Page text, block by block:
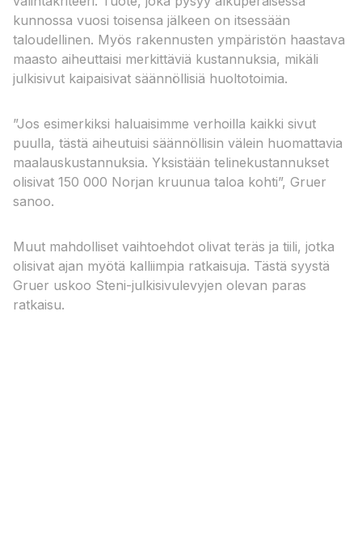
kunnossa vuosi toisensa jälkeen on itsessään
taloudellinen. Myös rakennusten ympäristön haastava
maasto aiheuttaisi merkittäviä kustannuksia, mikäli
julkisivut kaipaisivat säännöllisiä huoltotoimia.
”Jos esimerkiksi haluaisimme verhoilla kaikki sivut
puulla, tästä aiheutuisi säännöllisin välein huomattavia
maalauskustannuksia. Yksistään telinekustannukset
olisivat 150 000 Norjan kruunua taloa kohti”, Gruer
sanoo.
Muut mahdolliset vaihtoehdot olivat teräs ja tiili, jotka
olisivat ajan myötä kalliimpia ratkaisuja. Tästä syystä
Gruer uskoo Steni-julkisivulevyjen olevan paras
ratkaisu.